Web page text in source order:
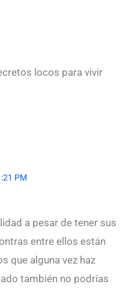
locos para vivir
PM
a pesar de tener sus
entre ellos están
que alguna vez haz
también no podrías